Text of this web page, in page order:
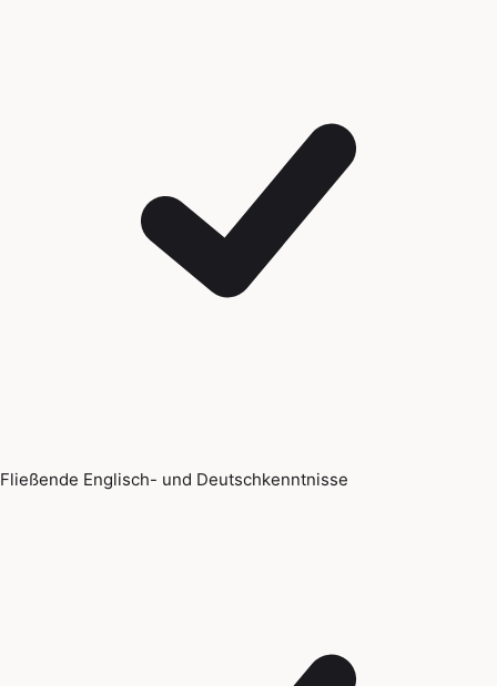
Fließende Englisch- und Deutschkenntnisse